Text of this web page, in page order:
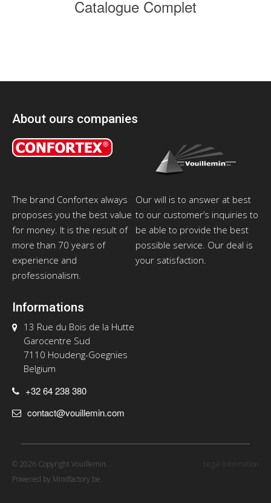
Catalogue Complet
About ours companies
The brand Confortex always
proposes you the best value
for money. It is the result of
more than 70 years of
experience and
professionalism.
Our will is to answer at best
to our customer’s inquiries to
be able to provide the best
possible service. Our deal is
your satisfaction.
Informations
13 Rue du Bois de la Hutte
Garocentre Sud
7110 Houdeng-Goegnies
Belgium
+32 64 238 380
contact@vouillemin.com
© 2026 Copyright Vouillemin.
Powered by Mindfactory.be.
Legal Information